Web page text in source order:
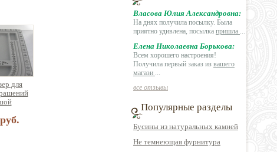
для
Власова Юлия Александровна:
На днях получила посылку. Была
приятно удивлена, посылка пришла ...
Елена Николаевна Борькова:
Всем хорошего настроения!
Получила первый заказ из вашего
магази ...
все отзывы
Популярные разделы
Бусины из натуральных камней
Не темнеющая фурнитура